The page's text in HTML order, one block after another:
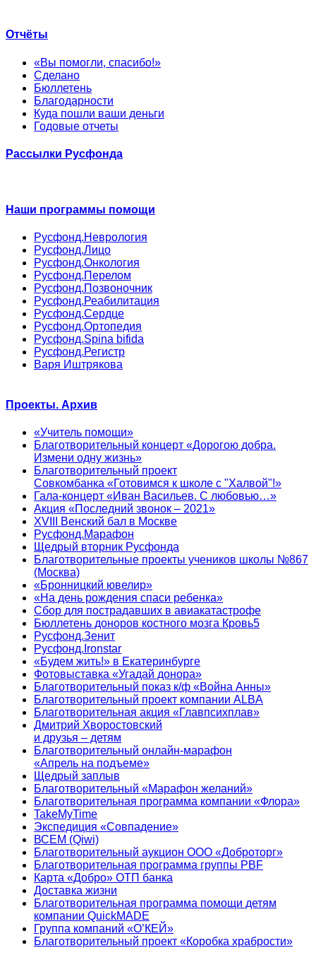
Отчёты
«Вы помогли, спасибо!»
Сделано
Бюллетень
Благодарности
Куда пошли ваши деньги
Годовые отчеты
Рассылки Русфонда
Наши программы помощи
Русфонд.Неврология
Русфонд.Лицо
Русфонд.Онкология
Русфонд.Перелом
Русфонд.Позвоночник
Русфонд.Реабилитация
Русфонд.Сердце
Русфонд.Ортопедия
Русфонд.Spina bifida
Русфонд.Регистр
Варя Иштрякова
Проекты. Архив
«Учитель помощи»
Благотворительный концерт «Дорогою добра.
Измени одну жизнь»
Благотворительный проект
Совкомбанка «Готовимся к школе с "Халвой"!»
Гала-концерт «Иван Васильев. С любовью…»
Акция «Последний звонок – 2021»
XVIII Венский бал в Москве
Русфонд.Марафон
Щедрый вторник Русфонда
Благотворительные проекты учеников школы №867
(Москва)
«Бронницкий ювелир»
«На день рождения спаси ребенка»
Сбор для пострадавших в авиакатастрофе
Бюллетень доноров костного мозга Кровь5
Русфонд.Зенит
Русфонд.Ironstar
«Будем жить!» в Екатеринбурге
Фотовыставка «Угадай донора»
Благотворительный показ к/ф «Война Анны»
Благотворительный проект компании ALBA
Благотворительная акция «Главпсихплав»
Дмитрий Хворостовский
и друзья – детям
Благотворительный онлайн‑марафон
«Апрель на подъеме»
Щедрый заплыв
Благотворительный «Марафон желаний»
Благотворительная программа компании «Флора»
TakeMyTime
Экспедиция «Совпадение»
ВСЕМ (Qiwi)
Благотворительный аукцион ООО «Доброторг»
Благотворительная программа группы PBF
Карта «Добро» ОТП банка
Доставка жизни
Благотворительная программа помощи детям
компании QuickMADE
Группа компаний «О’КЕЙ»
Благотворительный проект «Коробка храбрости»